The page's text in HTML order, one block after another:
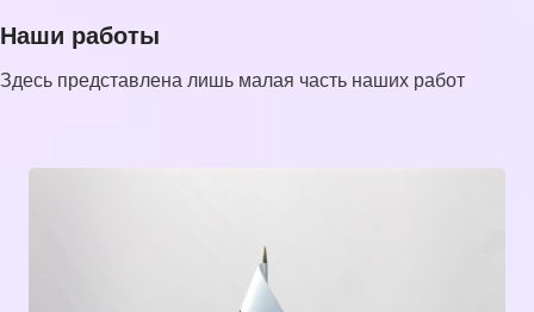
Наши работы
Здесь представлена лишь малая часть наших работ